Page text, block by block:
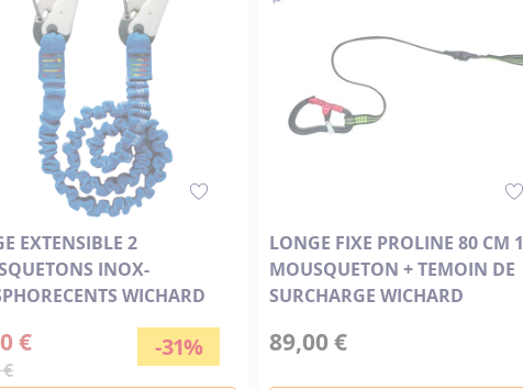
EXTENSIBLE 2
INOX-
WICHARD
-31%
€
LONGE FIXE PROLINE 80 CM 1
MOUSQUETON + TEMOIN DE
SURCHARGE WICHARD
89,00 €